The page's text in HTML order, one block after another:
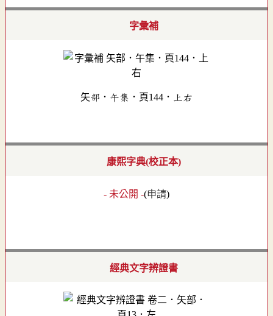
字彙補
矢部．午集．頁144．上右
康熙字典(校正本)
- 未公開 -(申請)
經典文字辨證書